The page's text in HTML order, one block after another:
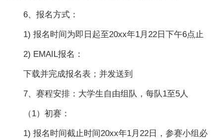
6、报名方式：
1) 报名时间为即日起至20xx年1月22日下午6点止
2) EMAIL报名：
下载并完成报名表；并发送到
7、赛程安排：大学生自由组队，每队1至5人
（1）初赛：
1) 报名时间截止时间20xx年1月22日，参赛小组必